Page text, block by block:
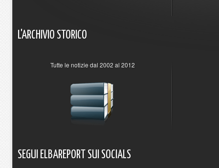
L'ARCHIVIO STORICO
Tutte le notizie dal 2002 al 2012
SEGUI ELBAREPORT SUI SOCIALS